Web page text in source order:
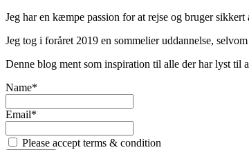
Jeg har en kæmpe passion for at rejse og bruger
Jeg tog i foråret 2019 en sommelier uddannelse,
Denne blog ment som inspiration til alle der har lyst til
Name*
Email*
Please accept terms & condition